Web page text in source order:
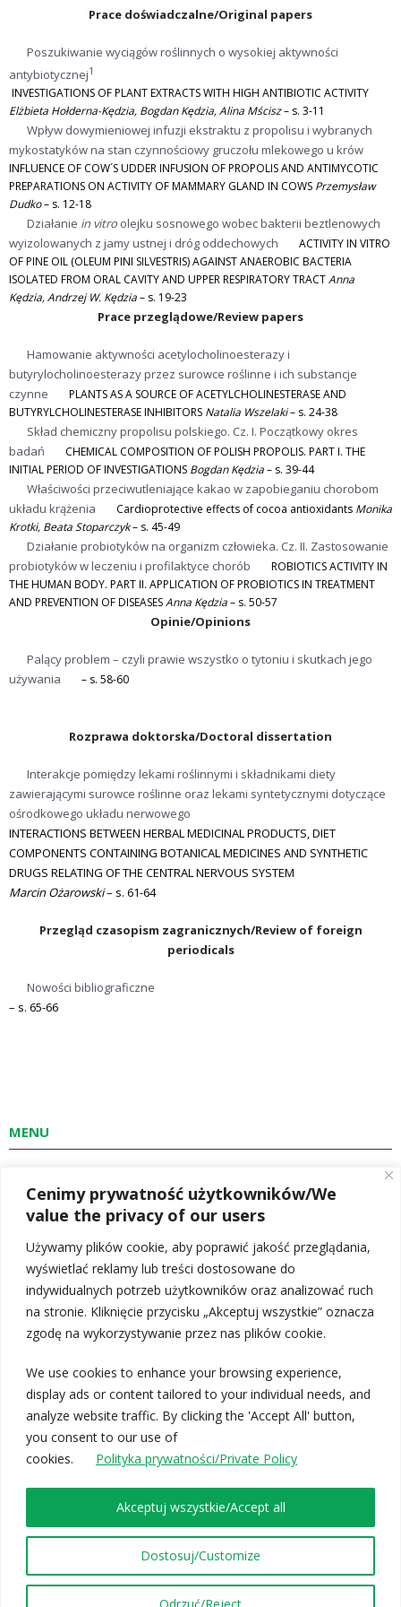
Cenimy prywatność użytkowników/We
value the privacy of our users
Używamy plików cookie, aby poprawić jakość przeglądania,
wyświetlać reklamy lub treści dostosowane do
indywidualnych potrzeb użytkowników oraz analizować ruch
na stronie. Kliknięcie przycisku „Akceptuj wszystkie” oznacza
zgodę na wykorzystywanie przez nas plików cookie.
We use cookies to enhance your browsing experience,
display ads or content tailored to your individual needs, and
analyze website traffic. By clicking the 'Accept All' button,
you consent to our use of
cookies.
Polityka prywatności/Private Policy
Dostosuj/Customize
Odrzuć/Reject
Akceptuj wszystkie/Accept all
Prace doświadczalne/Original papers
Poszukiwanie wyciągów roślinnych o wysokiej aktywności
antybiotycznej1
INVESTIGATIONS OF PLANT EXTRACTS WITH HIGH ANTIBIOTIC ACTIVITY
Elżbieta Hołderna-Kędzia, Bogdan Kędzia, Alina Mścisz– s. 3-11
Wpływ dowymieniowej infuzji ekstraktu z propolisu i wybranych
mykostatyków na stan czynnościowy gruczołu mlekowego u krów
INFLUENCE OF COW´S UDDER INFUSION OF PROPOLIS AND ANTIMYCOTIC
PREPARATIONS ON ACTIVITY OF MAMMARY GLAND IN COWS Przemysław
Dudko– s. 12-18
Działanie in vitro olejku sosnowego wobec bakterii beztlenowych
wyizolowanych z jamy ustnej i dróg oddechowych
ACTIVITY IN VITRO
OF PINE OIL (OLEUM PINI SILVESTRIS) AGAINST ANAEROBIC BACTERIA
ISOLATED FROM ORAL CAVITY AND UPPER RESPIRATORY TRACTAnna
Kędzia, Andrzej W. Kędzia– s. 19-23
Prace przeglądowe/Review papers
Hamowanie aktywności acetylocholinoesterazy i
butyrylocholinoesterazy przez surowce roślinne i ich substancje
czynne
PLANTS AS A SOURCE OF ACETYLCHOLINESTERASE AND
BUTYRYLCHOLINESTERASE INHIBITORS Natalia Wszelaki– s. 24-38
Skład chemiczny propolisu polskiego. Cz. I. Początkowy okres
badań
CHEMICAL COMPOSITION OF POLISH PROPOLIS. PART I. THE
INITIAL PERIOD OF INVESTIGATIONS Bogdan Kędzia– s. 39-44
Właściwości przeciwutleniające kakao w zapobieganiu chorobom
układu krążenia
Cardioprotective effects of cocoa antioxidants Monika
Krotki, Beata Stoparczyk– s. 45-49
Działanie probiotyków na organizm człowieka. Cz. II. Zastosowanie
probiotyków w leczeniu i profilaktyce chorób
ROBIOTICS ACTIVITY IN
THE HUMAN BODY. PART II. APPLICATION OF PROBIOTICS IN TREATMENT
AND PREVENTION OF DISEASESAnna Kędzia– s. 50-57
Opinie/Opinions
Palący problem – czyli prawie wszystko o tytoniu i skutkach jego
używania
– s. 58-60
Rozprawa doktorska/Doctoral dissertation
Interakcje pomiędzy lekami roślinnymi i składnikami diety
zawierającymi surowce roślinne oraz lekami syntetycznymi dotyczące
ośrodkowego układu nerwowego
INTERACTIONS BETWEEN HERBAL MEDICINAL PRODUCTS, DIET
COMPONENTS CONTAINING BOTANICAL MEDICINES AND SYNTHETIC
DRUGS RELATING OF THE CENTRAL NERVOUS SYSTEM
Marcin Ożarowski– s. 61-64
Przegląd czasopism zagranicznych/Review of foreign
periodicals
Nowości bibliograficzne
– s. 65-66
MENU
O czasopiśmie
AKTUALNOŚCI
Nowe badania naukowe – 100% sok pomarańczowy i jego
zaskakujące właściwości zdrowotne
Konferencja Naukowa o Prawie Farmaceutycznym „PoPrawna
Farmacja”
KONTAKT
Redakcja „Postępów Fitoterapii”
Wydawnictwo Medyczne Borgis
ul. Ekologiczna 8 lok. 103
02-798 Warszawa